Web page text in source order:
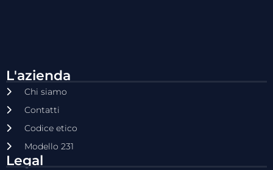
L'azienda
Chi siamo
Contatti
Codice etico
Modello 231
Legal